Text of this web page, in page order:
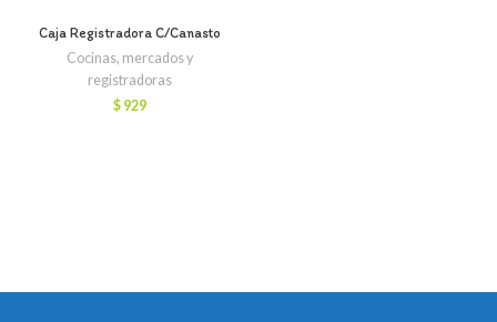
Caja Registradora C/Canasto
Cocinas, mercados y
registradoras
$ 929